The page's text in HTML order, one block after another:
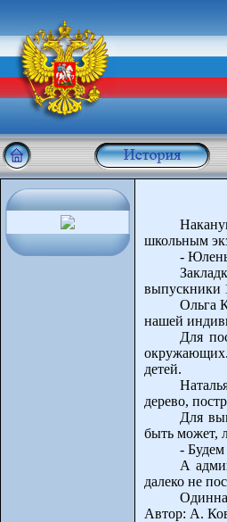
школьным
-
выпускники
Ольга
нашей
Для
окружающих.
детей.
дерево,
Для
быть может,
- Будем
А
далеко не
Автор: А.